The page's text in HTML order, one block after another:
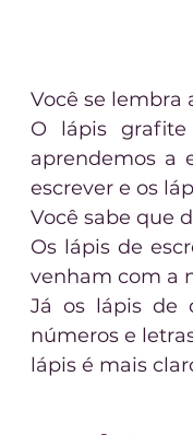
Você se lembra
O lápis
aprendemos a
escrever e os
Você sabe que
Os lápis de
venham com a
Já os lápis de
números e
lápis é mais